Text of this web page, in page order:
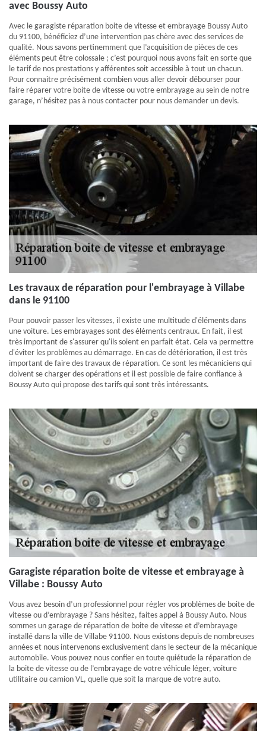
avec Boussy Auto
Avec le garagiste réparation boite de vitesse et embrayage Boussy Auto
du 91100, bénéficiez d’une intervention pas chère avec des services de
qualité. Nous savons pertinemment que l’acquisition de pièces de ces
éléments peut être colossale ; c’est pourquoi nous avons fait en sorte que
le tarif de nos prestations y afférentes soit accessible à tout un chacun.
Pour connaitre précisément combien vous aller devoir débourser pour
faire réparer votre boite de vitesse ou votre embrayage au sein de notre
garage, n’hésitez pas à nous contacter pour nous demander un devis.
Les travaux de réparation pour l'embrayage à Villabe
dans le 91100
Pour pouvoir passer les vitesses, il existe une multitude d'éléments dans
une voiture. Les embrayages sont des éléments centraux. En fait, il est
très important de s'assurer qu'ils soient en parfait état. Cela va permettre
d'éviter les problèmes au démarrage. En cas de détérioration, il est très
important de faire des travaux de réparation. Ce sont les mécaniciens qui
doivent se charger des opérations et il est possible de faire confiance à
Boussy Auto qui propose des tarifs qui sont très intéressants.
Garagiste réparation boite de vitesse et embrayage à
Villabe : Boussy Auto
Vous avez besoin d’un professionnel pour régler vos problèmes de boite de
vitesse ou d’embrayage ? Sans hésitez, faites appel à Boussy Auto. Nous
sommes un garage de réparation de boite de vitesse et d’embrayage
installé dans la ville de Villabe 91100. Nous existons depuis de nombreuses
années et nous intervenons exclusivement dans le secteur de la mécanique
automobile. Vous pouvez nous confier en toute quiétude la réparation de
la boite de vitesse ou de l’embrayage de votre véhicule léger, voiture
utilitaire ou camion VL, quelle que soit la marque de votre auto.